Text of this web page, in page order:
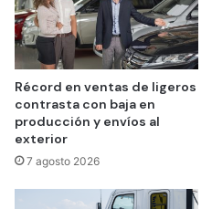
Récord en ventas de ligeros
contrasta con baja en
producción y envíos al
exterior
7 agosto 2026